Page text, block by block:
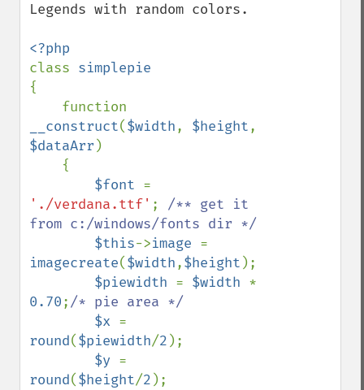
Legends with random colors.
class
{
__construct($width, $height
$dataArr )
$font
'./verdana.ttf' ; /** get it
from c:/windows/fonts dir */
$this->image
imagecreate($width,$height );
$piewidth = $width
0.70;/* pie area */
$x
round($piewidth/2 );
$y
round($height/2 );